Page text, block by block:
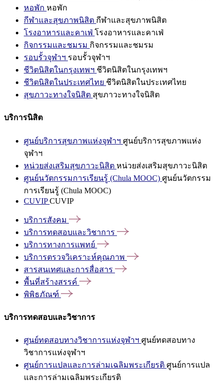
หอพัก หอพัก
กีฬาและสุขภาพนิสิต กีฬาและสุขภาพนิสิต
โรงอาหารและคาเฟ่ โรงอาหารและคาเฟ่
กิจกรรมและชมรม กิจกรรมและชมรม
รอบรั้วจุฬาฯ รอบรั้วจุฬาฯ
ชีวิตนิสิตในกรุงเทพฯ ชีวิตนิสิตในกรุงเทพฯ
ชีวิตนิสิตในประเทศไทย ชีวิตนิสิตในประเทศไทย
สุขภาวะทางใจนิสิต สุขภาวะทางใจนิสิต
บริการนิสิต
ศูนย์บริการสุขภาพแห่งจุฬาฯ ศูนย์บริการสุขภาพแห่ง
จุฬาฯ
หน่วยส่งเสริมสุขภาวะนิสิต หน่วยส่งเสริมสุขภาวะนิสิต
ศูนย์นวัตกรรมการเรียนรู้ (Chula MOOC) ศูนย์นวัตกรรม
การเรียนรู้ (Chula MOOC)
CUVIPCUVIP
บริการสังคม
บริการทดสอบและวิชาการ
บริการทางการแพทย์
บริการตรวจวิเคราะห์คุณภาพ
สารสนเทศและการสื่อสาร
พื้นที่สร้างสรรค์
พิพิธภัณฑ์
บริการทดสอบและวิชาการ
ศูนย์ทดสอบทางวิชาการแห่งจุฬาฯ ศูนย์ทดสอบทาง
วิชาการแห่งจุฬาฯ
ศูนย์การแปลและการล่ามเฉลิมพระเกียรติ ศูนย์การแปล
และการล่ามเฉลิมพระเกียรติ